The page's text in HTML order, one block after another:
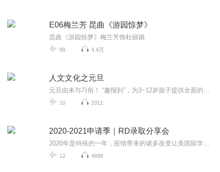
E06梅兰芳 昆曲《游园惊梦》
昆曲《游园惊梦》梅兰芳饰杜丽娘
99 4.4万
人文文化之元旦
10 2011
2020-2021申请季｜RD录取分享会
12 4688